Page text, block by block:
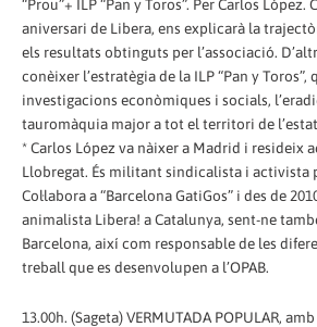
“Prou”+ ILP “Pan y Toros”. Per Carlos
aniversari de Libera, ens explicarà la
els resultats obtinguts per l’associació.
conèixer l’estratègia de la ILP “Pan y
investigacions econòmiques i socials,
tauromàquia major a tot el territori de
* Carlos López va nàixer a Madrid i resideix
Llobregat. És militant sindicalista i activista
Col·labora a “Barcelona GatiGos” i des de
animalista Libera! a Catalunya, sent-ne
Barcelona, així com responsable de les
treball que es desenvolupen a l’OPAB.
13.00h. (Sageta) VERMUTADA POPULAR,